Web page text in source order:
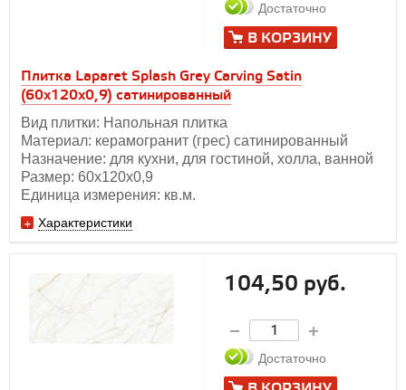
Плитка Laparet Splash Grey Carving Satin
(60х120x0,9) сатинированный
Вид плитки: Напольная плитка
Материал: керамогранит (грес) сатинированный
Назначение: для кухни, для гостиной, холла, ванной
Размер: 60х120х0,9
Единица измерения: кв.м.
Характеристики
Достаточно
В КОРЗИНУ
104,50 руб.
Достаточно